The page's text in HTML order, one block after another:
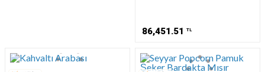
86,451.51 TL